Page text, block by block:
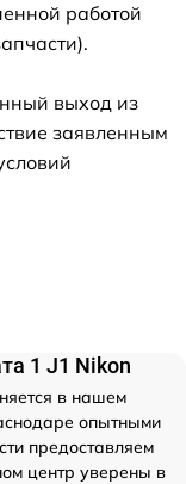
работой
выход из
заявленным
1 J1 Nikon
в нашем
опытными
предоставляем
центр уверены в